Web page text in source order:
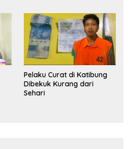
Pelaku Curat di Katibung
Dibekuk Kurang dari
Sehari